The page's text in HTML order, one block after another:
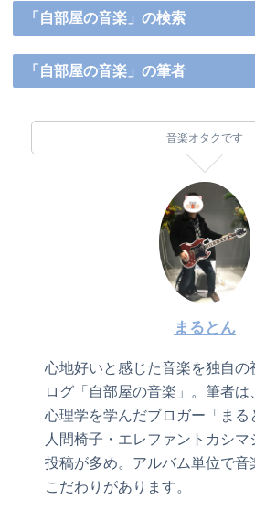
「自部屋の音楽」の検索
「自部屋の音楽」の筆者
音楽オタクです
まるとん
心地好いと感じた音楽を独自の
ログ「自部屋の音楽」。筆者
心理学を学んだブロガー「まる
人間椅子・エレファントカシ
投稿が多め。アルバム単位で音
こだわりがあります。